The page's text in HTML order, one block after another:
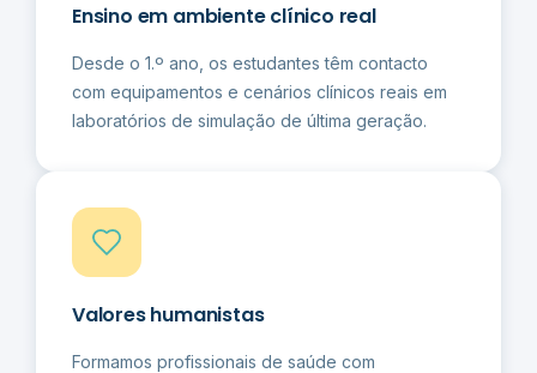
Ensino em ambiente clínico real
Desde o 1.º ano, os estudantes têm contacto
com equipamentos e cenários clínicos reais em
laboratórios de simulação de última geração.
Valores humanistas
Formamos profissionais de saúde com